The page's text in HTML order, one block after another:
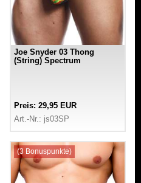
Joe Snyder 03 Thong
(String) Spectrum
Preis: 29,95 EUR
Art.-Nr.: js03SP
(3 Bonuspunkte)